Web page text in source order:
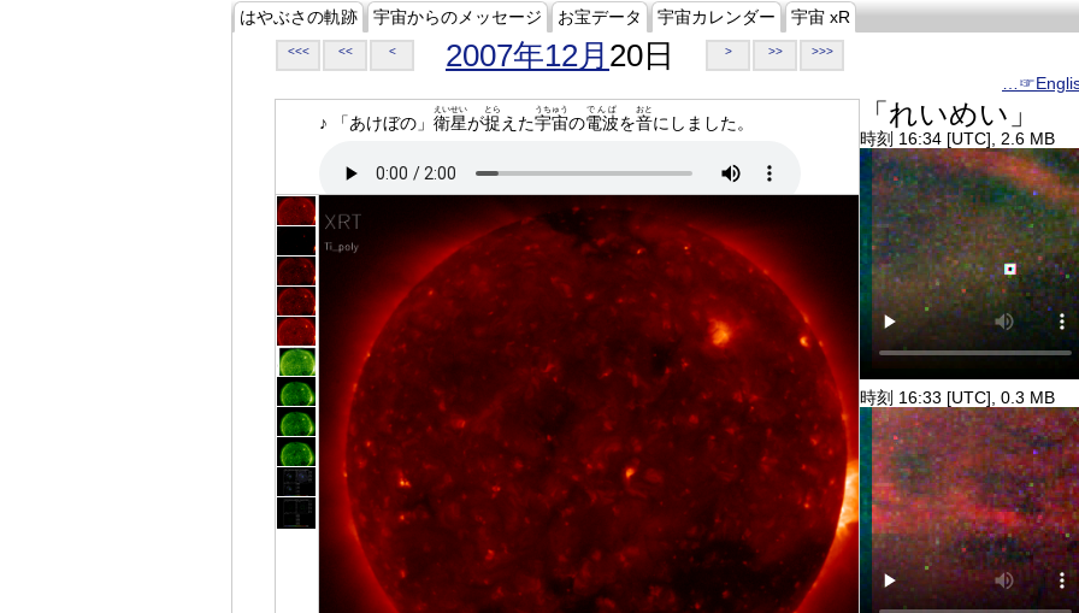
はやぶさの軌跡 宇宙からのメッセージ お宝データ 宇宙カレンダー 宇宙 xR
<<< << < 2007年12月 20日 > >> >>>
♪ 「あけぼの」 衛星
えいせい
が捉
とら
えた宇宙
うちゅう
の電波
でんぱ
を音
おと
にしました。 「れいめい」
時刻 16:34 [UTC], 2.6 MB
時刻 16:33 [UTC], 0.3 MB